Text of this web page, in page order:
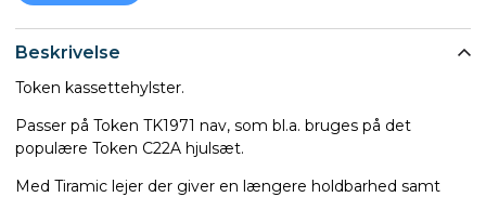
Beskrivelse
Token kassettehylster.
Passer på Token TK1971 nav, som bl.a. bruges på det
populære Token C22A hjulsæt.
Med Tiramic lejer der giver en længere holdbarhed samt